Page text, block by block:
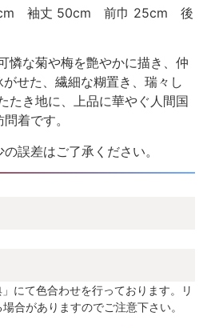
袖丈 50cm 前巾 25cm 後
憐な菊や梅を艶やかに描き、仲
せた、繊細な糊置き、瑞々し
たき地に、上品に華やぐ人間国
着です。
誤差はご了承ください。
にて色合わせを行っております。リ
合がありますのでご注意下さい。